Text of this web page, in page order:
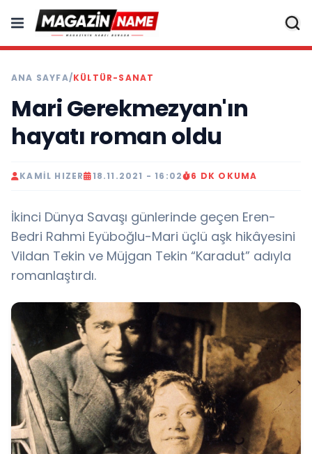
ANA SAYFA/KÜLTÜR-SANAT
Mari Gerekmezyan'ın
hayatı roman oldu
KAMIL HIZER 18.11.2021 - 16:02 6 DK OKUMA
İkinci Dünya Savaşı günlerinde geçen Eren-
Bedri Rahmi Eyüboğlu-Mari üçlü aşk hikâyesini
Vildan Tekin ve Müjgan Tekin “Karadut” adıyla
romanlaştırdı.